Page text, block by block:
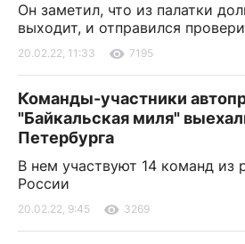
Он заметил, что из палатки
выходит, и отправился
20.02.22, 11:33 7195
Команды-участники
"Байкальская миля"
Петербурга
В нем участвуют 14 команд из
России
20.02.22, 9:45 3269